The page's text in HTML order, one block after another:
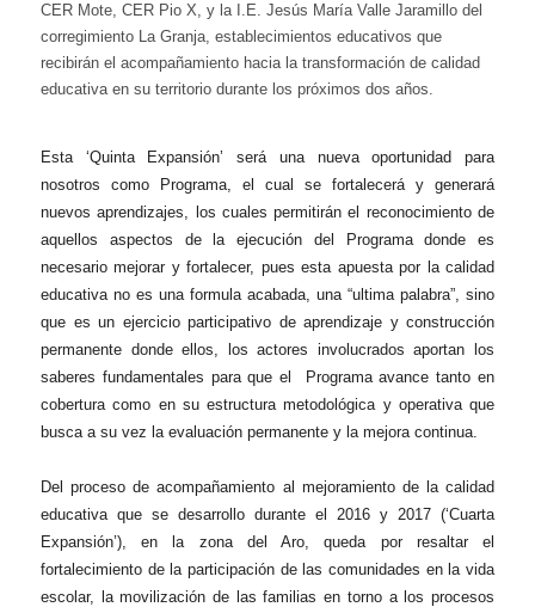
CER Mote, CER Pio X, y la I.E. Jesús María Valle Jaramillo del
corregimiento La Granja, establecimientos educativos que
recibirán el acompañamiento hacia la transformación de calidad
educativa en su territorio durante los próximos dos años.
Esta ‘Quinta Expansión’ será una nueva oportunidad para
nosotros como Programa, el cual se fortalecerá y generará
nuevos aprendizajes, los cuales permitirán el reconocimiento de
aquellos aspectos de la ejecución del Programa donde es
necesario mejorar y fortalecer, pues esta apuesta por la calidad
educativa no es una formula acabada, una “ultima palabra”, sino
que es un ejercicio participativo de aprendizaje y construcción
permanente donde ellos, los actores involucrados aportan los
saberes fundamentales para que el Programa avance tanto en
cobertura como en su estructura metodológica y operativa que
busca a su vez la evaluación permanente y la mejora continua.
Del proceso de acompañamiento al mejoramiento de la calidad
educativa que se desarrollo durante el 2016 y 2017 (‘Cuarta
Expansión’), en la zona del Aro, queda por resaltar el
fortalecimiento de la participación de las comunidades en la vida
escolar, la movilización de las familias en torno a los procesos